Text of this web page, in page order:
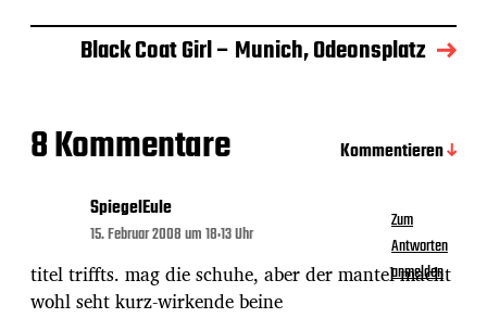
t
Black Coat Girl – Munich, Odeonsplatz
8 Kommentare
Kommentieren
SpiegelEule
15. Februar 2008 um 18:13 Uhr
titel triffts. mag die schuhe, aber der mantel macht
wohl seht kurz-wirkende beine
Zum
Antworten
anmelden